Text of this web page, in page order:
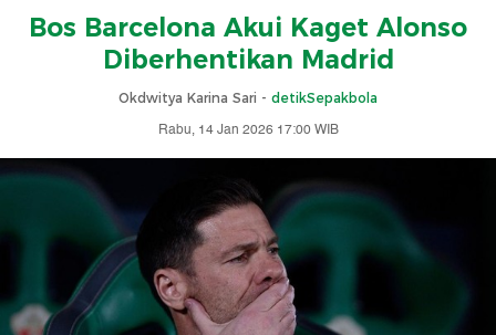
Bos Barcelona Akui Kaget Alonso
Diberhentikan Madrid
Okdwitya Karina Sari - detikSepakbola
Rabu, 14 Jan 2026 17:00 WIB